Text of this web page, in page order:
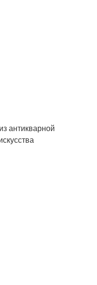
антикварной